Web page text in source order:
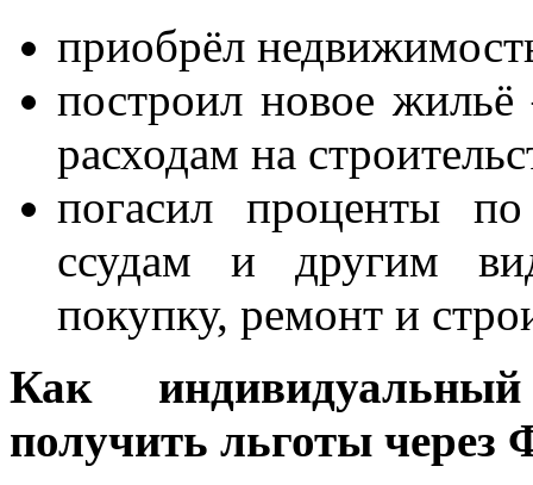
приобрёл
построил новое
расходам на
погасил проценты
ссудам и другим
покупку, ремонт и
Как
получить льготы